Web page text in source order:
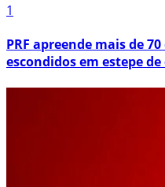
1
PRF apreende mais de
escondidos em estepe